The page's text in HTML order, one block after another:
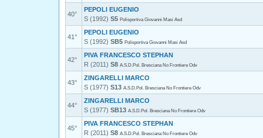
40°
PEPOLI EUGENIO
S (1992) S5 Polisportiva Giovanni Masi Asd
41°
PEPOLI EUGENIO
S (1992) SB5 Polisportiva Giovanni Masi Asd
42°
PIVA FRANCESCO STEPHAN
R (2011) S8 A.S.D.Pol. Bresciana No Frontiere Odv
43°
ZINGARELLI MARCO
S (1977) S13 A.S.D.Pol. Bresciana No Frontiere Odv
44°
ZINGARELLI MARCO
S (1977) SB13 A.S.D.Pol. Bresciana No Frontiere Odv
45°
PIVA FRANCESCO STEPHAN
R (2011) S8 A.S.D.Pol. Bresciana No Frontiere Odv